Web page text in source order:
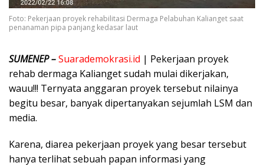
Foto: Pekerjaan proyek rehabilitasi Dermaga Pelabuhan Kalianget saat
penanaman pipa panjang kedasar laut
SUMENEP –Suarademokrasi.id | Pekerjaan proyek
rehab dermaga Kalianget sudah mulai dikerjakan,
wauu!!! Ternyata anggaran proyek tersebut nilainya
begitu besar, banyak dipertanyakan sejumlah LSM dan
media.
Karena, diarea pekerjaan proyek yang besar tersebut
hanya terlihat sebuah papan informasi yang